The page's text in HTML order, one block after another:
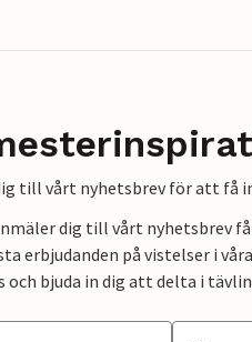
till vårt nyhetsbrev för att få
dig till vårt nyhetsbrev
erbjudanden på vistelser i
och bjuda in dig att delta i